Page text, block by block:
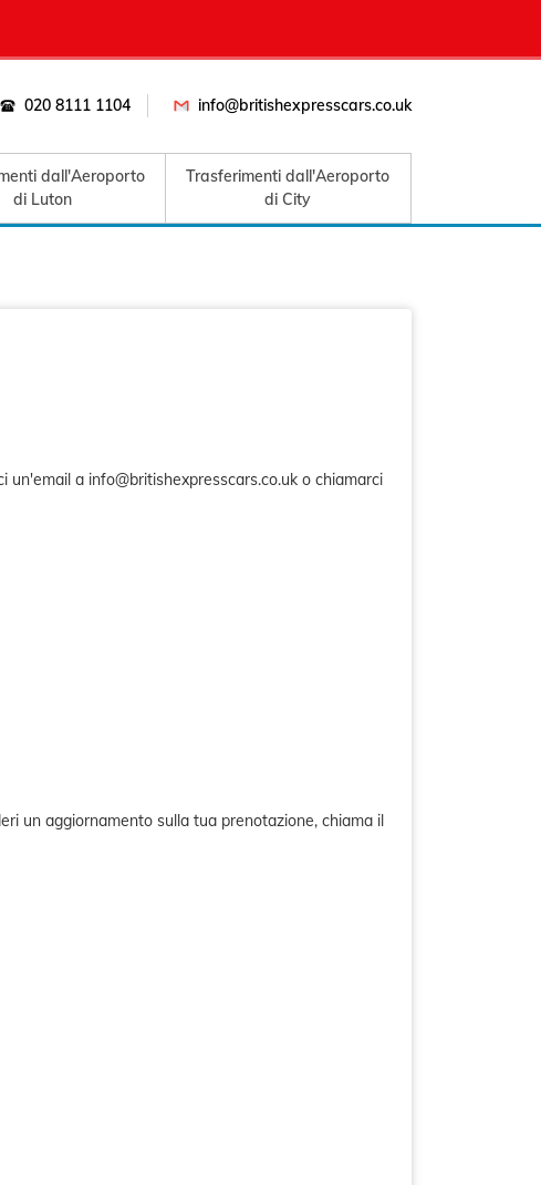
020 8111 1104 info@britishexpresscars.co.uk
dall'Aeroporto
di Luton
Trasferimenti dall'Aeroporto
di City
a info@britishexpresscars.co.uk o chiamarci
un aggiornamento sulla tua prenotazione, chiama il